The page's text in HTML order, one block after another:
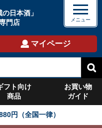
の日本酒」
門店
マイページ
フト向け
商品
お買い物
ガイド
円（全国一律）